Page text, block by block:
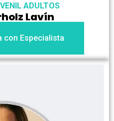
ADULTOS
Lavín
con Especialista